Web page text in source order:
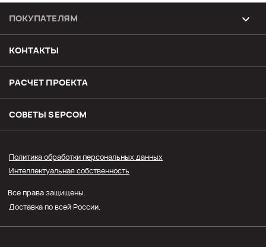
ПОКУПАТЕЛЯМ
Возврат и обмен товара
Доставка
Оплата
Оптовым покупателям
Личный кабинет
КОНТАКТЫ
РАСЧЕТ ПРОЕКТА
СОВЕТЫ SЕPCOM
Политика обработки персональных данных
Интеллектуальная собственность
Все права защищены.
Доставка по всей России.